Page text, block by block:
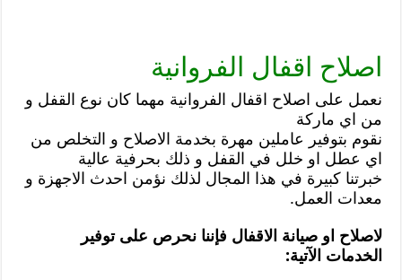
اصلاح اقفال الفروانية
نعمل على اصلاح اقفال الفروانية مهما كان نوع القفل و
من اي ماركة
نقوم بتوفير عاملين مهرة بخدمة الاصلاح و التخلص من
اي عطل او خلل في القفل و ذلك بحرفية عالية
خبرتنا كبيرة في هذا المجال لذلك نؤمن احدث الاجهزة و
معدات العمل.
لاصلاح او صيانة الاقفال فإننا نحرص على توفير
الخدمات الآتية: